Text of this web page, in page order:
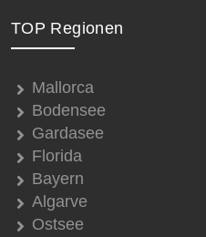
TOP Regionen
Mallorca
Bodensee
Gardasee
Florida
Bayern
Algarve
Ostsee